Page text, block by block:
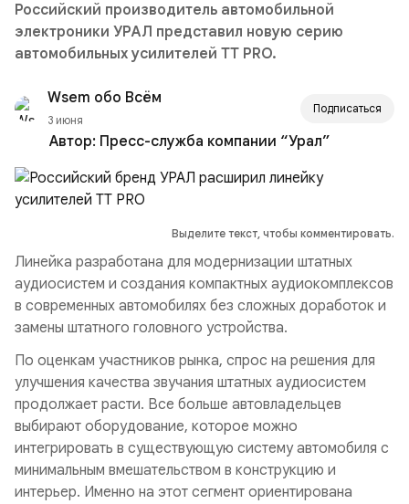
Российский производитель автомобильной
электроники УРАЛ представил новую серию
автомобильных усилителей TT PRO.
Wsem обо Всём
3 июня
Подписаться
Автор: Пресс-служба компании “Урал”
Выделите текст, чтобы комментировать.
Линейка разработана для модернизации штатных
аудиосистем и создания компактных аудиокомплексов
в современных автомобилях без сложных доработок и
замены штатного головного устройства.
По оценкам участников рынка, спрос на решения для
улучшения качества звучания штатных аудиосистем
продолжает расти. Все больше автовладельцев
выбирают оборудование, которое можно
интегрировать в существующую систему автомобиля с
минимальным вмешательством в конструкцию и
интерьер. Именно на этот сегмент ориентирована